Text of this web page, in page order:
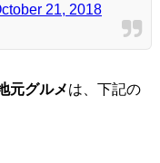
21, 2018
元グルメは、下記の